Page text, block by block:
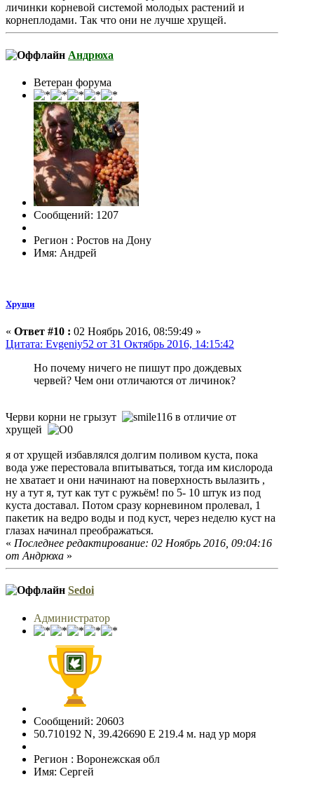
личинки корневой системой молодых растений и
корнеплодами. Так что они не лучше хрущей.
Андрюха
Ветеран форума
Сообщений: 1207
Регион : Ростов на Дону
Имя: Андрей
Хрущи
« Ответ #10 : 02 Ноябрь 2016, 08:59:49 »
Цитата: Evgeniy52 от 31 Октябрь 2016, 14:15:42
Но почему ничего не пишут про дождевых
червей? Чем они отличаются от личинок?
Черви корни не грызут
в отличие от
хрущей
я от хрущей избавлялся долгим поливом куста, пока
вода уже перестовала впитываться, тогда им кислорода
не хватает и они начинают на поверхность вылазить ,
ну а тут я, тут как тут с ружьём! по 5- 10 штук из под
куста доставал. Потом сразу корневином пролевал, 1
пакетик на ведро воды и под куст, через неделю куст на
глазах начинал преображаться.
« Последнее редактирование: 02 Ноябрь 2016, 09:04:16
от Андрюха »
Sedoi
Администратор
Сообщений: 20603
50.710192 N, 39.426690 E 219.4 м. над ур моря
Регион : Воронежская обл
Имя: Сергей